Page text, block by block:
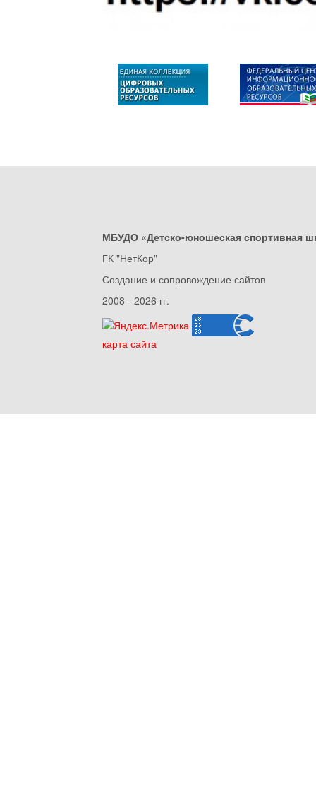
МБУДО «Детско-юношеская спортивная
ГК "НетКор"
Создание и сопровождение сайтов
2008 - 2026 гг.
карта сайта